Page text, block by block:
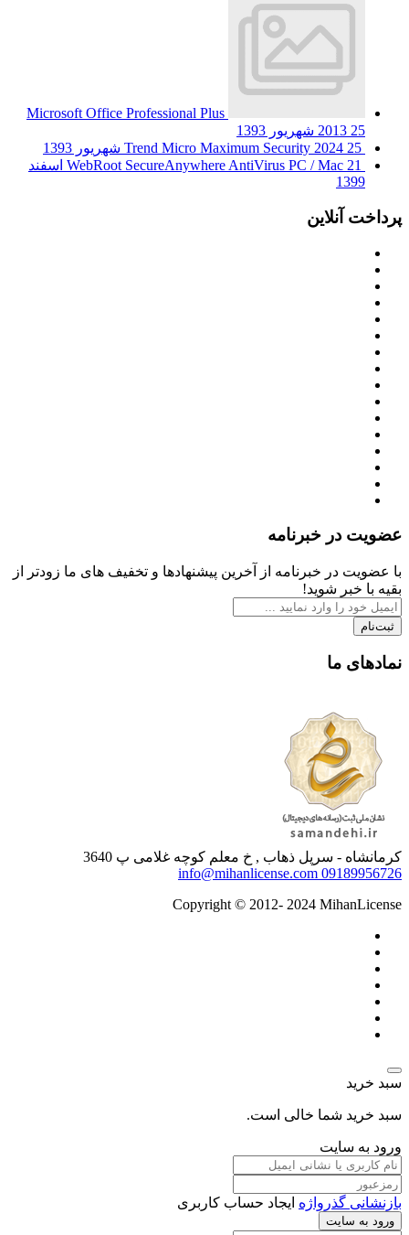
Microsoft Office Professional Plus
2013 25 شهریور 1393
Trend Micro Maximum Security 2024 25 شهریور 1393
WebRoot SecureAnywhere AntiVirus PC / Mac 21 اسفند
1399
پرداخت آنلاین
عضویت در خبرنامه
با عضویت در خبرنامه از آخرین پیشنهادها و تخفیف های ما زودتر از
بقیه با خبر شوید!
ثبت‌نام
نمادهای ما
کرمانشاه - سرپل ذهاب , خ معلم کوچه غلامی پ 3640
09189956726
info@mihanlicense.com
Copyright © 2012- 2024 MihanLicense
سبد خرید
سبد خرید شما خالی است.
ورود به سایت
بازنشانی گذرواژه ایجاد حساب کاربری
ورود به سایت